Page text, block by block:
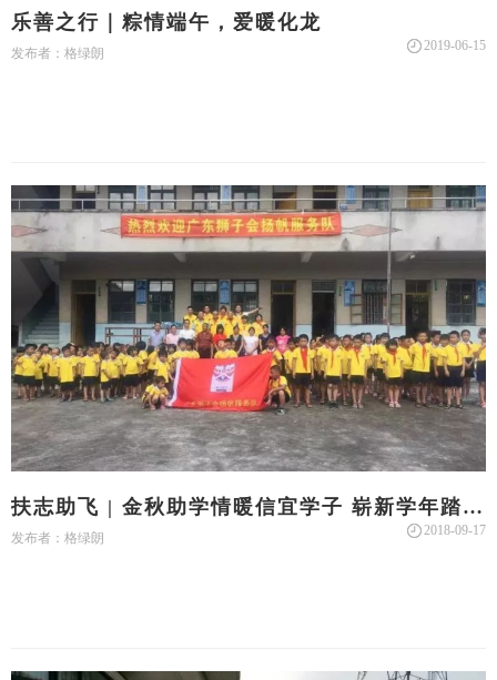
乐善之行｜粽情端午，爱暖化龙
发布者：格绿朗 2019-06-15
扶志助飞 | 金秋助学情暖信宜学子 崭新学年踏上
圆梦征程
发布者：格绿朗 2018-09-17